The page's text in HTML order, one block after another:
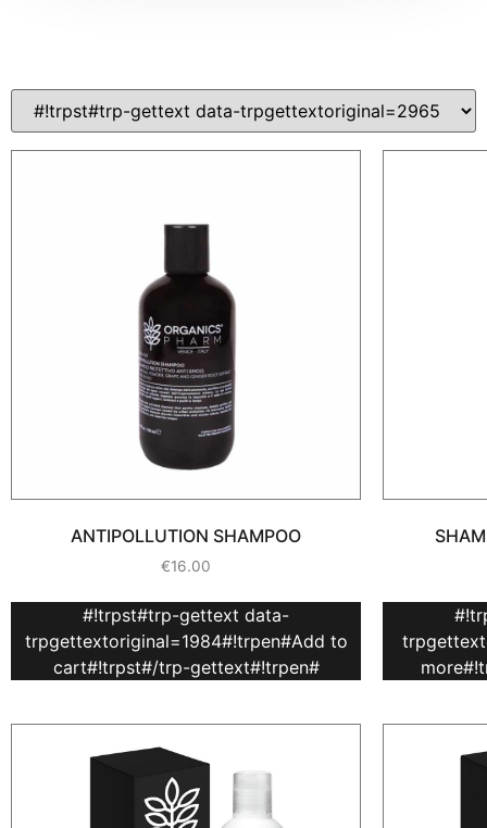
ANTIPOLLUTION SHAMPOO
€16.00
#!trpst#trp-gettext data-
trpgettextoriginal=1984#!trpen#Add to
cart#!trpst#/trp-gettext#!trpen#